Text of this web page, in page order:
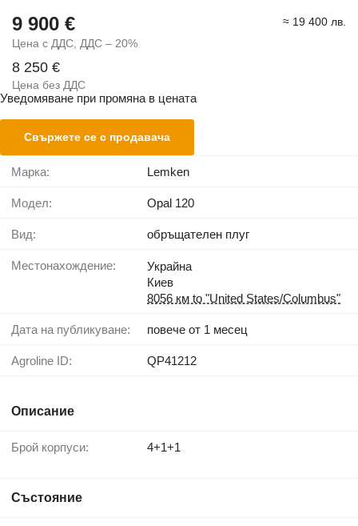
9 900 €
Цена с ДДС, ДДС – 20%
≈ 19 400 лв.
8 250 €
Цена без ДДС
Уведомяване при промяна в цената
Свържете се с продавача
Марка: Lemken
Модел: Opal 120
Вид: обръщателен плуг
Местонахождение:
Украйна
Киев
8056 км to "United States/Columbus"
Дата на публикуване: повече от 1 месец
Agroline ID: QP41212
Описание
Брой корпуси: 4+1+1
Състояние